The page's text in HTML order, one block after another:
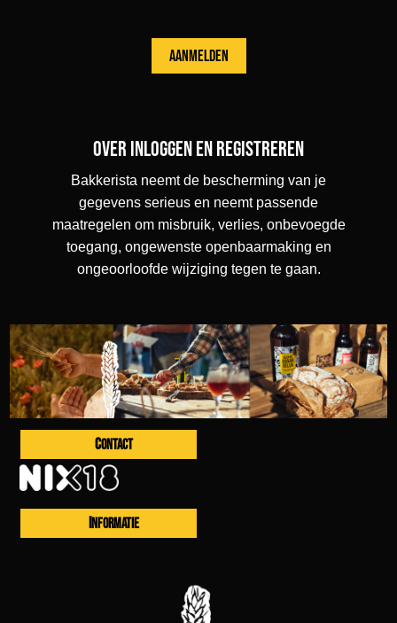
Over inloggen en registreren
Bakkerista neemt de bescherming van je
gegevens serieus en neemt passende
maatregelen om misbruik, verlies, onbevoegde
toegang, ongewenste openbaarmaking en
ongeoorloofde wijziging tegen te gaan.
CONTACT
INFORMATIE